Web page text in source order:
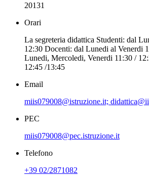
20131
Orari
La segreteria didattica Studenti: dal
12:30 Docenti: dal Lunedi al Venerdi
Lunedi, Mercoledi, Venerdi 11:30 /
12:45 /13:45
Email
miis079008@istruzione.it;
PEC
miis079008@pec.istruzione.it
Telefono
+39 02/2871082